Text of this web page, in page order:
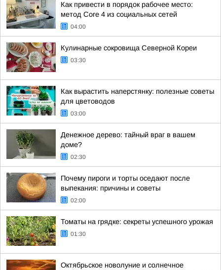
Как привести в порядок рабочее место:
метод Core 4 из социальных сетей
04:00
Кулинарные сокровища Северной Кореи
03:30
Как вырастить наперстянку: полезные советы
для цветоводов
03:00
Денежное дерево: тайный враг в вашем
доме?
02:30
Почему пироги и торты оседают после
выпекания: причины и советы
02:00
Томаты на грядке: секреты успешного урожая
01:30
Октябрьское новолуние и солнечное